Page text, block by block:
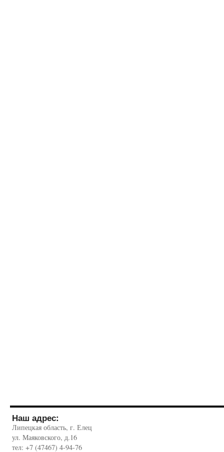
Наш адрес:
Липецкая область, г. Елец
ул. Маяковского, д.16
тел: +7 (47467) 4-94-76